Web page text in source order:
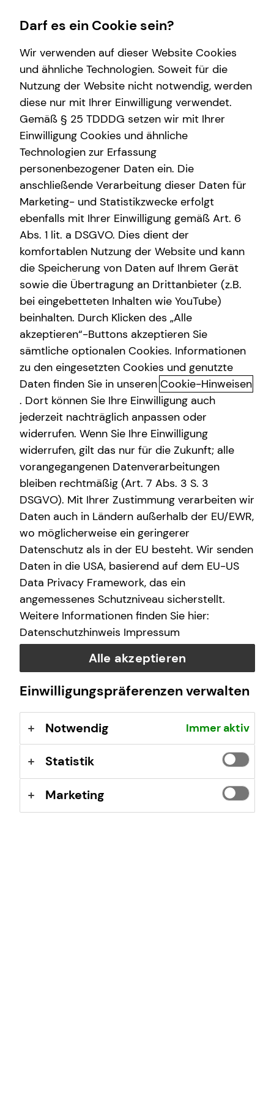
Finanzberatung
Betriebliche Altersvorsorge
Investment
Gewerbliche Versicherungen
Sach- und Vermögenssicherung
Karriere
Karrierechancen
Praktikum
Service
Kundenportal
Schadenabwicklung
Wissenswertes
Über mich
Über tecis
Das ist tecis
Dürfen wir uns kurz vorstellen? Wir sind tecis – die
Finanzberatung deiner Generation – und begleiten dich
auf deinem Weg in eine finanziell selbstbestimmte
Zukunft. Altersvorsorge, Absicherung, Vermögensaufbau,
Immobilienfinanzierung – wir sind Ansprechpartner für
die finanziellen Fragen in deinem Leben.
Gegründet wurde die tecis Finanzdienstleistungen AG
bereits 1986 in Hamburg. Heute sind wir mit über 3.900
lizenzierten Finanzberaterinnen und Finanzberatern
deutschlandweit vertreten. Uns verbindet die
Leidenschaft für das, was wir tun. Unsere Mission dabei
ist es, den nachfolgenden Generationen eine bessere
finanzielle Zukunft zu ermöglichen.
Wir arbeiten an über 400 Standorten, sind untereinander
eng vernetzt und von Nord nach Süd und von West nach
Ost mit vielen Teams vertreten.
tecis im Überblick
40 Jahre Erfahrung am Markt
Deutschlandweit an über 400 Standorten vertreten
Unsere Beratungsphilosophie: Wir beraten unsere
Kundinnen und Kunden so, wie wir auch selbst
beraten werden möchten – ehrlich,
chancenorientiert, leidenschaftlich und kompetent.
tecis Finanzberatung
Darf es ein Cookie sein?
Wir verwenden auf dieser Website Cookies
und ähnliche Technologien. Soweit für die
Nutzung der Website nicht notwendig, werden
diese nur mit Ihrer Einwilligung verwendet.
Gemäß § 25 TDDDG setzen wir mit Ihrer
Einwilligung Cookies und ähnliche
Technologien zur Erfassung
personenbezogener Daten ein. Die
anschließende Verarbeitung dieser Daten für
Marketing- und Statistikzwecke erfolgt
ebenfalls mit Ihrer Einwilligung gemäß Art. 6
Abs. 1 lit. a DSGVO. Dies dient der
komfortablen Nutzung der Website und kann
die Speicherung von Daten auf Ihrem Gerät
sowie die Übertragung an Drittanbieter (z.B.
bei eingebetteten Inhalten wie YouTube)
beinhalten. Durch Klicken des „Alle
akzeptieren“-Buttons akzeptieren Sie
sämtliche optionalen Cookies. Informationen
zu den eingesetzten Cookies und genutzte
Daten finden Sie in unseren Cookie-Hinweisen
. Dort können Sie Ihre Einwilligung auch
jederzeit nachträglich anpassen oder
widerrufen. Wenn Sie Ihre Einwilligung
widerrufen, gilt das nur für die Zukunft; alle
vorangegangenen Datenverarbeitungen
bleiben rechtmäßig (Art. 7 Abs. 3 S. 3
DSGVO). Mit Ihrer Zustimmung verarbeiten wir
Daten auch in Ländern außerhalb der EU/EWR,
wo möglicherweise ein geringerer
Datenschutz als in der EU besteht. Wir senden
Daten in die USA, basierend auf dem EU-US
Data Privacy Framework, das ein
angemessenes Schutzniveau sicherstellt.
Weitere Informationen finden Sie hier:
Datenschutzhinweis Impressum
Alle akzeptieren
Einwilligungspräferenzen verwalten
Notwendig Immer aktiv
Statistik
Marketing